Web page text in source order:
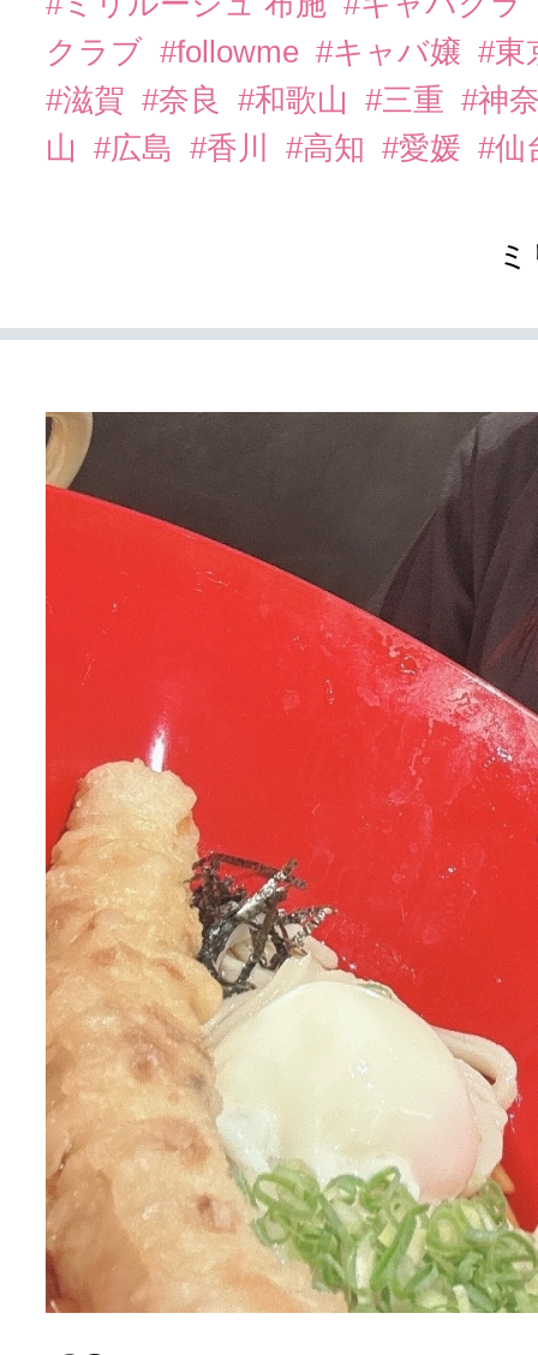
クラブ #followme #キャバ嬢 #東
#滋賀 #奈良 #和歌山 #三重 #神
山
#広島 #香川 #高知 #愛媛 #仙